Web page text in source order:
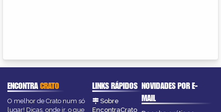
ENCONTRACRATO
O melhor de Crato num só
lugar! Dicas, onde ir, o que
LINKS RÁPIDOS
Sobre
EncontraCrato
NOVIDADES POR E-
MAIL